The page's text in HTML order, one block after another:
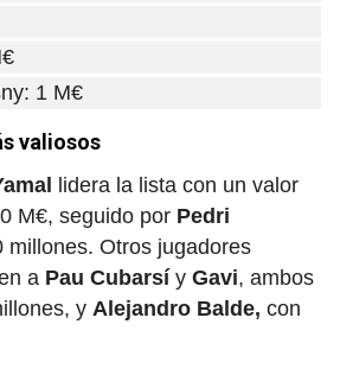
1 M€
valiosos
lidera la lista con un valor
M€, seguido por Pedri
millones. Otros jugadores
a Pau Cubarsí y Gavi, ambos
y Alejandro Balde, con